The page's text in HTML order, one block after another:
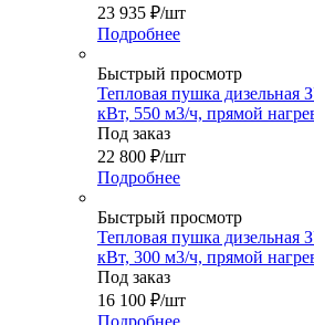
23 935 ₽/шт
Подробнее
Быстрый просмотр
Тепловая пушка
кВт, 550 м3/ч, прямой
Под заказ
22 800 ₽/шт
Подробнее
Быстрый просмотр
Тепловая пушка
кВт, 300 м3/ч, прямой
Под заказ
16 100 ₽/шт
Подробнее